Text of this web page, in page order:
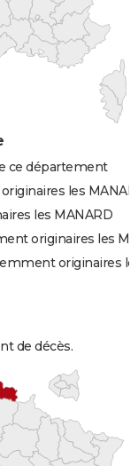
ce département
les
les MANARD
originaires les
originaires
de décès.